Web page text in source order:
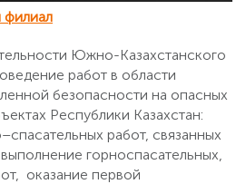
Южно-Казахстанского
работ в области
безопасности на опасных
Республики Казахстан:
работ, связанных
горноспасательных,
оказание первой